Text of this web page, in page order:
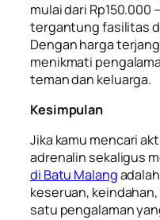
mulai dari Rp150.000
tergantung fasilitas
Dengan harga
menikmati
teman dan keluarga.
Kesimpulan
Jika kamu mencari
adrenalin sekaligus
di Batu Malang
keseruan,
satu pengalaman